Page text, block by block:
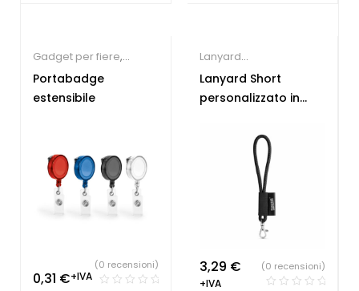
Gadget per fiere,
Lanyard
personalizzabili
Portabadge
estensibile
0,31 €+IVA
(0 recensioni)
Lanyard
personalizzabili
Lanyard Short
personalizzato in
3,29 €
+IVA
(0 recensioni)